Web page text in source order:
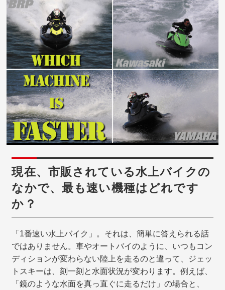
現在、市販されている水上バイクの
なかで、最も速い機種はどれです
か？
「1番速い水上バイク」。それは、簡単に答えられる話
ではありません。車やオートバイのように、いつもコン
ディションが変わらない陸上を走るのと違って、ジェッ
トスキーは、刻一刻と水面状況が変わります。例えば、
「鏡のような水面を真っ直ぐに走るだけ」の場合と、